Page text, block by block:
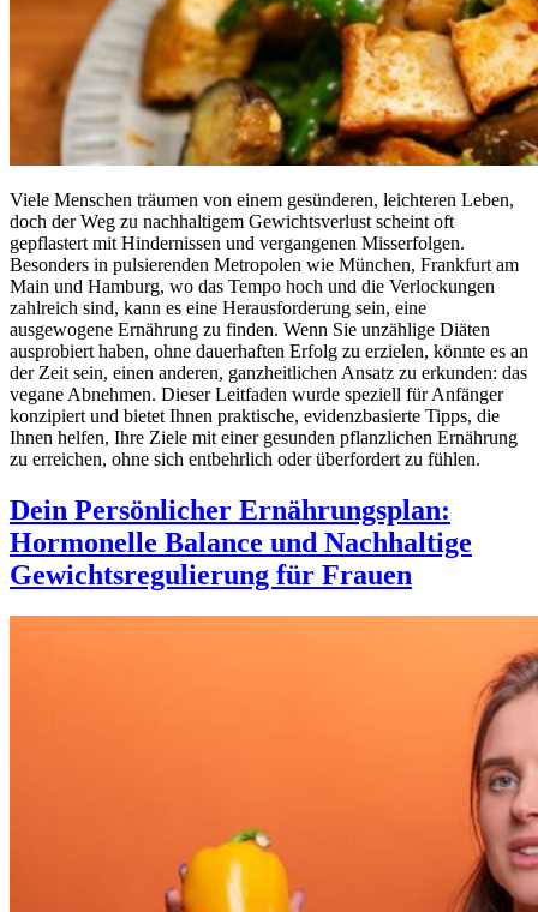
Viele Menschen träumen von einem gesünderen, leichteren Leben,
doch der Weg zu nachhaltigem Gewichtsverlust scheint oft
gepflastert mit Hindernissen und vergangenen Misserfolgen.
Besonders in pulsierenden Metropolen wie München, Frankfurt am
Main und Hamburg, wo das Tempo hoch und die Verlockungen
zahlreich sind, kann es eine Herausforderung sein, eine
ausgewogene Ernährung zu finden. Wenn Sie unzählige Diäten
ausprobiert haben, ohne dauerhaften Erfolg zu erzielen, könnte es an
der Zeit sein, einen anderen, ganzheitlichen Ansatz zu erkunden: das
vegane Abnehmen. Dieser Leitfaden wurde speziell für Anfänger
konzipiert und bietet Ihnen praktische, evidenzbasierte Tipps, die
Ihnen helfen, Ihre Ziele mit einer gesunden pflanzlichen Ernährung
zu erreichen, ohne sich entbehrlich oder überfordert zu fühlen.
Dein Persönlicher Ernährungsplan:
Hormonelle Balance und Nachhaltige
Gewichtsregulierung für Frauen